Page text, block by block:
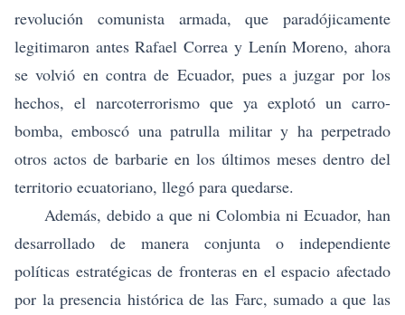
revolución comunista armada, que paradójicamente
legitimaron antes Rafael Correa y Lenín Moreno, ahora
se volvió en contra de Ecuador, pues a juzgar por los
hechos, el narcoterrorismo que ya explotó un carro-
bomba, emboscó una patrulla militar y ha perpetrado
otros actos de barbarie en los últimos meses dentro del
territorio ecuatoriano, llegó para quedarse.
Además, debido a que ni Colombia ni Ecuador, han
desarrollado de manera conjunta o independiente
políticas estratégicas de fronteras en el espacio afectado
por la presencia histórica de las Farc, sumado a que las